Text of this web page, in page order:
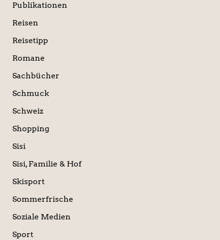
Publikationen
Reisen
Reisetipp
Romane
Sachbücher
Schmuck
Schweiz
Shopping
Sisi
Sisi, Familie & Hof
Skisport
Sommerfrische
Soziale Medien
Sport